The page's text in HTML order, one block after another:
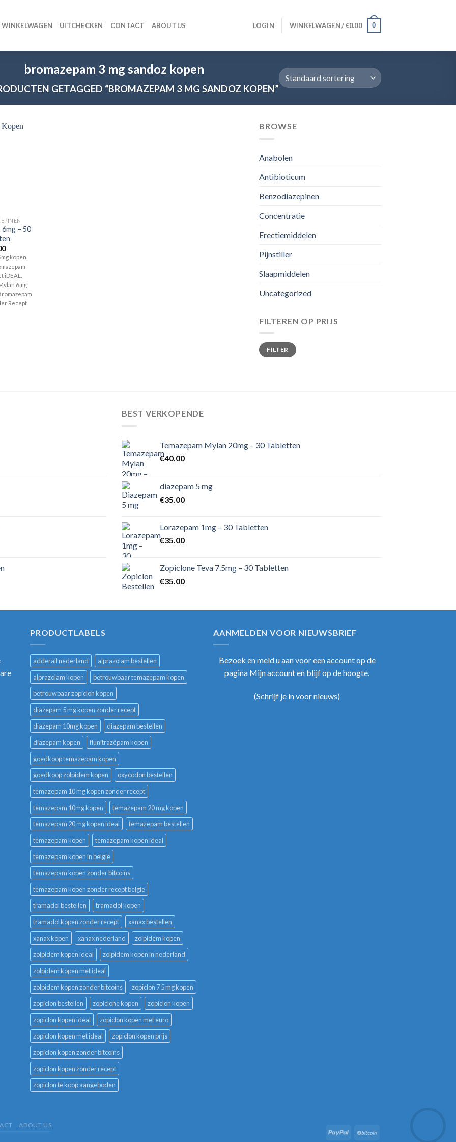
WINKELWAGEN UITCHECKEN CONTACT ABOUT US LOGIN WINKELWAGEN /€0.00 0
bromazepam 3 mg sandoz kopen
GETAGGED “BROMAZEPAM 3 MG SANDOZ KOPEN”
– 50
kopen,
iDEAL.
6mg
Recept.
BROWSE
Anabolen
Antibioticum
Benzodiazepinen
Concentratie
Erectiemiddelen
Pijnstiller
Slaapmiddelen
Uncategorized
FILTEREN OP PRIJS
Min.
prijs
Max.
prijsFILTER
BEST VERKOPENDE
Temazepam Mylan 20mg – 30 Tabletten
€40.00
diazepam 5 mg
€35.00
Lorazepam 1mg – 30 Tabletten
€35.00
Zopiclone Teva 7.5mg – 30 Tabletten
€35.00
PRODUCTLABELS
adderall nederland
alprazolam bestellen
alprazolam kopen
betrouwbaar temazepam kopen
betrouwbaar zopiclon kopen
diazepam 5 mg kopen zonder recept
diazepam 10mg kopen
diazepam bestellen
diazepam kopen
flunitrazépam kopen
goedkoop temazepam kopen
goedkoop zolpidem kopen
oxycodon bestellen
temazepam 10 mg kopen zonder recept
temazepam 10mg kopen
temazepam 20 mg kopen
temazepam 20 mg kopen ideal
temazepam bestellen
temazepam kopen
temazepam kopen ideal
temazepam kopen in belgië
temazepam kopen zonder bitcoins
temazepam kopen zonder recept belgie
tramadol bestellen
tramadol kopen
tramadol kopen zonder recept
xanax bestellen
xanax kopen
xanax nederland
zolpidem kopen
zolpidem kopen ideal
zolpidem kopen in nederland
zolpidem kopen met ideal
zolpidem kopen zonder bitcoins
zopiclon 7 5 mg kopen
zopiclon bestellen
zopiclone kopen
zopiclon kopen
zopiclon kopen ideal
zopiclon kopen met euro
zopiclon kopen met ideal
zopiclon kopen prijs
zopiclon kopen zonder bitcoins
zopiclon kopen zonder recept
zopiclon te koop aangeboden
AANMELDEN VOOR NIEUWSBRIEF
Bezoek en meld u aan voor een account op de
pagina Mijn account en blijf op de hoogte.
(Schrijf je in voor nieuws)
ABOUT US